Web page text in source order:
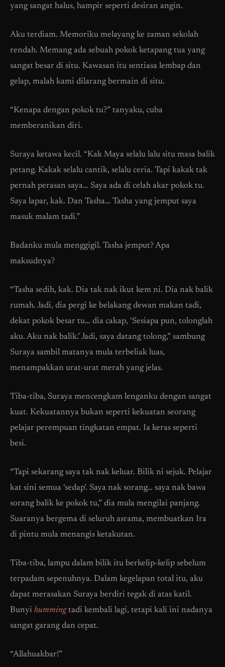
yang sangat halus, hampir seperti desiran angin.
Aku terdiam. Memoriku melayang ke zaman sekolah
rendah. Memang ada sebuah pokok ketapang tua yang
sangat besar di situ. Kawasan itu sentiasa lembap dan
gelap, malah kami dilarang bermain di situ.
“Kenapa dengan pokok tu?” tanyaku, cuba
memberanikan diri.
Suraya ketawa kecil. “Kak Maya selalu lalu situ masa balik
petang. Kakak selalu cantik, selalu ceria. Tapi kakak tak
pernah perasan saya… Saya ada di celah akar pokok tu.
Saya lapar, kak. Dan Tasha… Tasha yang jemput saya
masuk malam tadi.”
Badanku mula menggigil. Tasha jemput? Apa
maksudnya?
“Tasha sedih, kak. Dia tak nak ikut kem ni. Dia nak balik
rumah. Jadi, dia pergi ke belakang dewan makan tadi,
dekat pokok besar tu… dia cakap, ‘Sesiapa pun, tolonglah
aku. Aku nak balik.’ Jadi, saya datang tolong,” sambung
Suraya sambil matanya mula terbeliak luas,
menampakkan urat-urat merah yang jelas.
Tiba-tiba, Suraya mencengkam lenganku dengan sangat
kuat. Kekuatannya bukan seperti kekuatan seorang
pelajar perempuan tingkatan empat. Ia keras seperti
besi.
“Tapi sekarang saya tak nak keluar. Bilik ni sejuk. Pelajar
kat sini semua ‘sedap’. Saya nak sorang… saya nak bawa
sorang balik ke pokok tu,” dia mula mengilai panjang.
Suaranya bergema di seluruh asrama, membuatkan Ira
di pintu mula menangis ketakutan.
Tiba-tiba, lampu dalam bilik itu berkelip-kelip sebelum
terpadam sepenuhnya. Dalam kegelapan total itu, aku
dapat merasakan Suraya berdiri tegak di atas katil.
Bunyi hummingtadi kembali lagi, tetapi kali ini nadanya
sangat garang dan cepat.
“Allahuakbar!”